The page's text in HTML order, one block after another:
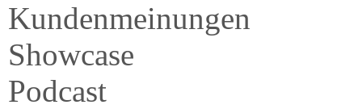
Kundenmeinungen
Showcase
Podcast